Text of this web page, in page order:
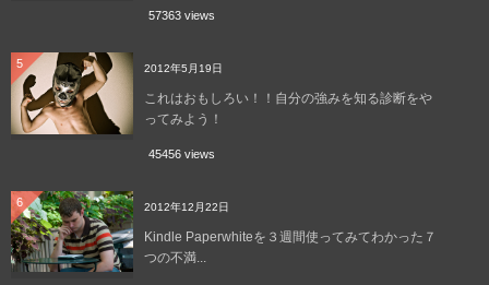
57363 views
5 2012年5月19日
これはおもしろい！！自分の強みを知る診断をや
ってみよう！
45456 views
6 2012年12月22日
Kindle Paperwhiteを３週間使ってみてわかった７
つの不満...